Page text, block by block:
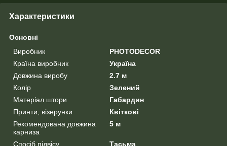
Характеристики
Основні
Виробник
PHOTODECOR
Країна виробник
Україна
Довжина виробу
2.7 м
Колір
Зелений
Матеріал штори
Габардин
Принти, візерунки
Квіткові
Рекомендована довжина
карниза
5 м
Спосіб підвісу
Тасьма